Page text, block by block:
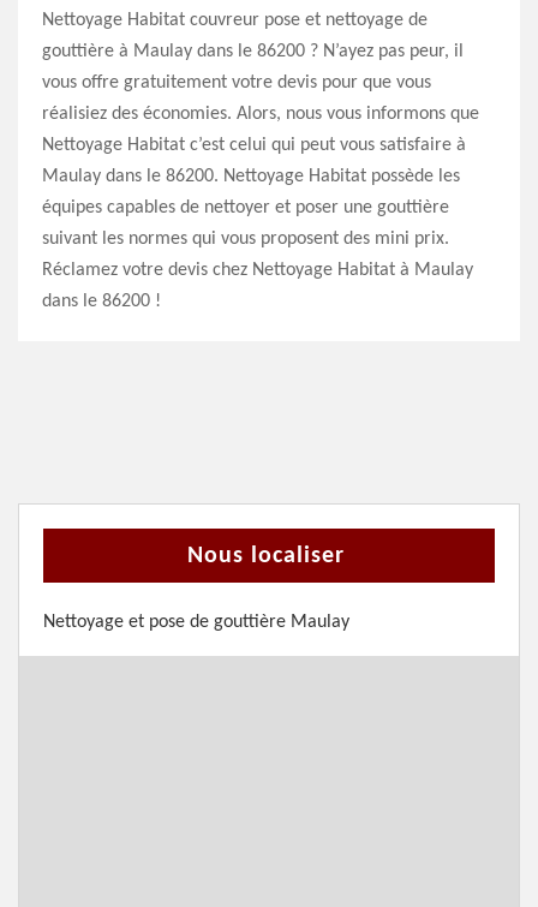
Nettoyage Habitat couvreur pose et nettoyage de
gouttière à Maulay dans le 86200 ? N’ayez pas peur, il
vous offre gratuitement votre devis pour que vous
réalisiez des économies. Alors, nous vous informons que
Nettoyage Habitat c’est celui qui peut vous satisfaire à
Maulay dans le 86200. Nettoyage Habitat possède les
équipes capables de nettoyer et poser une gouttière
suivant les normes qui vous proposent des mini prix.
Réclamez votre devis chez Nettoyage Habitat à Maulay
dans le 86200 !
Nous localiser
Nettoyage et pose de gouttière Maulay